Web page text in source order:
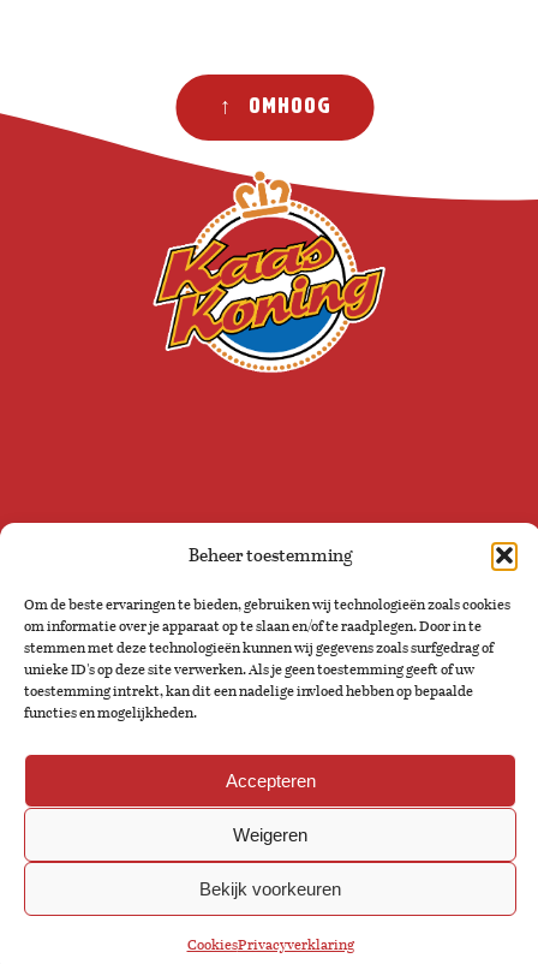
Beheer toestemming
Om de beste ervaringen te bieden, gebruiken wij technologieën zoals cookies
om informatie over je apparaat op te slaan en/of te raadplegen. Door in te
stemmen met deze technologieën kunnen wij gegevens zoals surfgedrag of
unieke ID's op deze site verwerken. Als je geen toestemming geeft of uw
toestemming intrekt, kan dit een nadelige invloed hebben op bepaalde
functies en mogelijkheden.
Accepteren
Weigeren
Bekijk voorkeuren
CookiesPrivacyverklaring
↑ Omhoog
volg ons op social
media